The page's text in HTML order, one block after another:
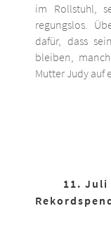
im Rollstuhl,
regungslos.
dafür, dass
bleiben,
Mutter Judy auf
11. Juli